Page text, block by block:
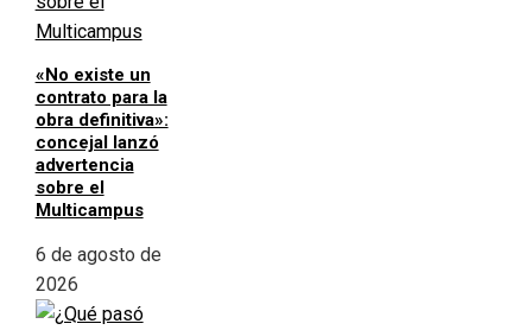
«No existe un
contrato para la
obra definitiva»:
concejal lanzó
advertencia
sobre el
Multicampus
6 de agosto de
2026